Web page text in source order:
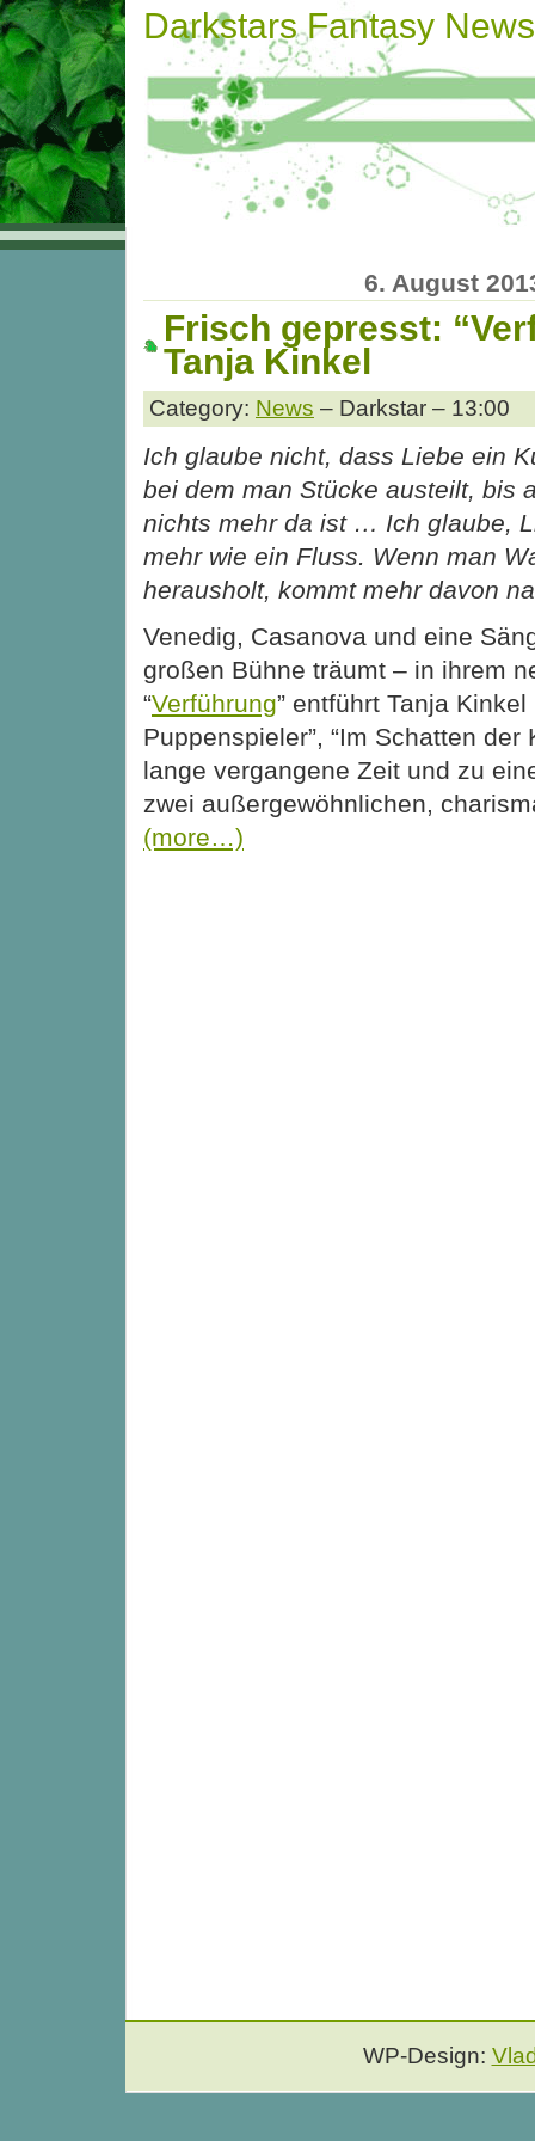
Darkstars Fantasy News
6. August
Frisch gepresst:
Tanja Kinkel
Category: News – Darkstar – 13:00
Ich glaube nicht, dass Liebe ein
bei dem man Stücke austeilt, bis
nichts mehr da ist … Ich glaube,
mehr wie ein Fluss. Wenn man
herausholt, kommt mehr davon
Venedig, Casanova und eine
großen Bühne träumt – in ihrem
“Verführung” entführt Tanja Kinkel
Puppenspieler”, “Im Schatten der
lange vergangene Zeit und zu
zwei außergewöhnlichen,
(more…)
WP-Design: